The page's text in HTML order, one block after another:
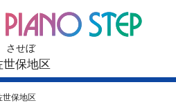
させぼ
世保地区
世保地区